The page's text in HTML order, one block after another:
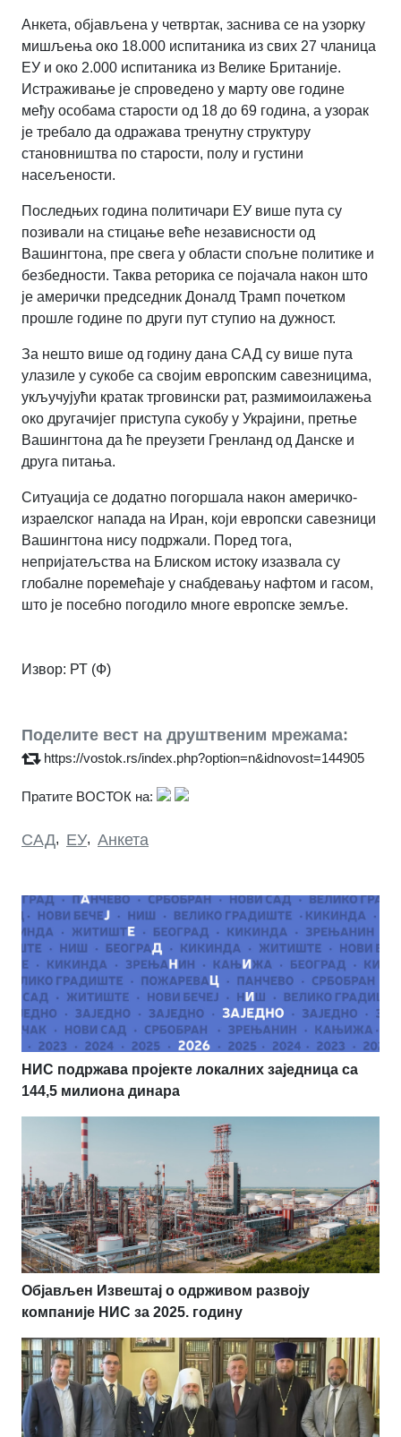
Анкета, објављена у четвртак, заснива се на узорку
мишљења око 18.000 испитаника из свих 27 чланица
ЕУ и око 2.000 испитаника из Велике Британије.
Истраживање је спроведено у марту ове године
међу особама старости од 18 до 69 година, а узорак
је требало да одражава тренутну структуру
становништва по старости, полу и густини
насељености.
Последњих година политичари ЕУ више пута су
позивали на стицање веће независности од
Вашингтона, пре свега у области спољне политике и
безбедности. Таква реторика се појачала након што
је амерички председник Доналд Трамп почетком
прошле године по други пут ступио на дужност.
За нешто више од годину дана САД су више пута
улазиле у сукобе са својим европским савезницима,
укључујући кратак трговински рат, размимоилажења
око другачијег приступа сукобу у Украјини, претње
Вашингтона да ће преузети Гренланд од Данске и
друга питања.
Ситуација се додатно погоршала након америчко-
израелског напада на Иран, који европски савезници
Вашингтона нису подржали. Поред тога,
непријатељства на Блиском истоку изазвала су
глобалне поремећаје у снабдевању нафтом и гасом,
што је посебно погодило многе европске земље.
Извор: РТ (Ф)
Поделите вест на друштвеним мрежама:
https://vostok.rs/index.php?option=n&idnovost=144905
Пратите ВОСТОК на:
САД, ЕУ, Анкета
НИС подржава пројекте локалних заједница са
144,5 милиона динара
Објављен Извештај о одрживом развоју
компаније НИС за 2025. годину